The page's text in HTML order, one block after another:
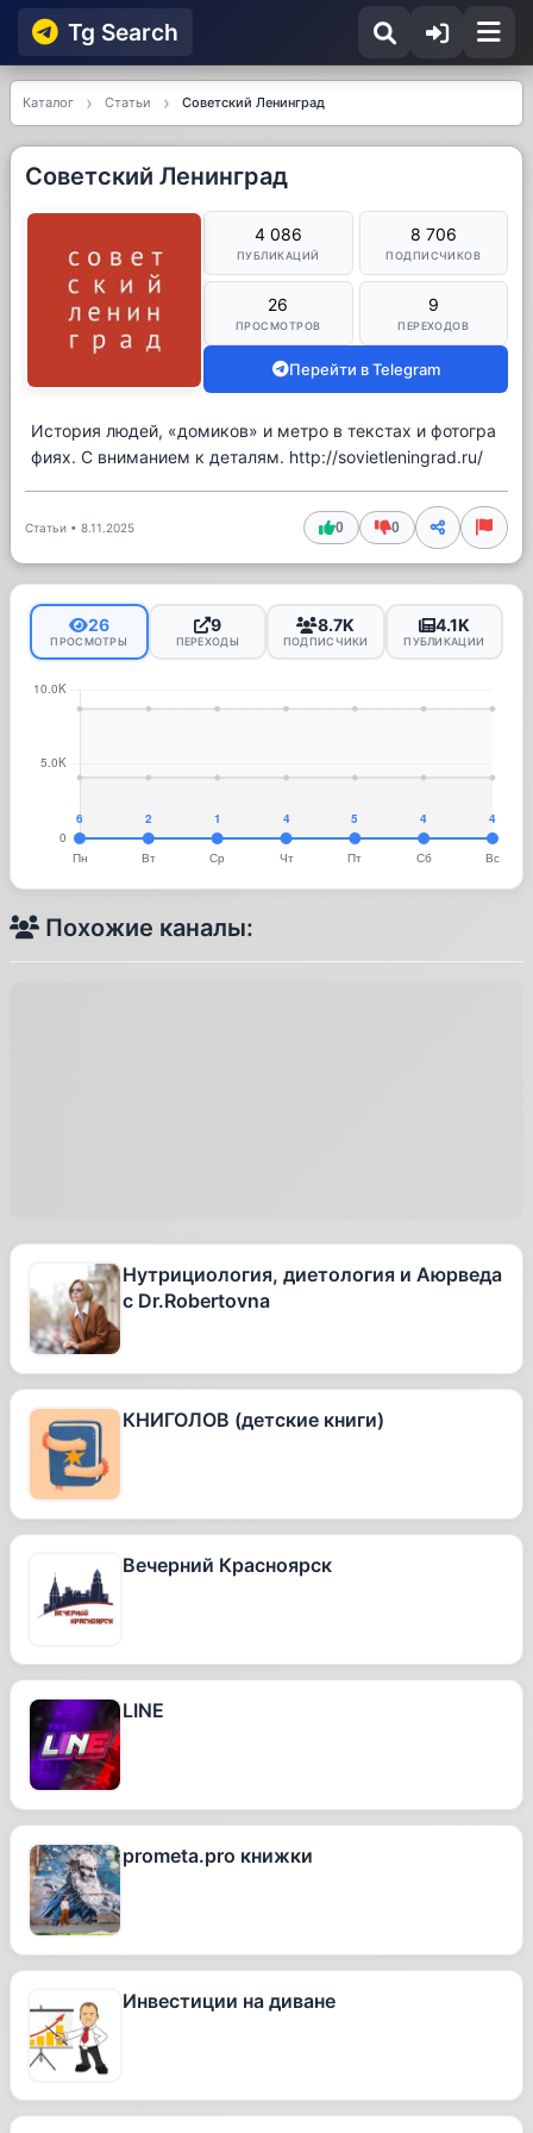
Tg Searсh
Каталог Статьи Советский Ленинград
Советский Ленинград
4 086
ПУБЛИКАЦИЙ
8 706
ПОДПИСЧИКОВ
26
ПРОСМОТРОВ
9
ПЕРЕХОДОВ
Перейти в Telegram
История людей, «домиков» и метро в текстах и фотогра
фиях. С вниманием к деталям. http://sovietleningrad.ru/
Статьи • 8.11.2025 0 0
26
ПРОСМОТРЫ
9
ПЕРЕХОДЫ
8.7K
ПОДПИСЧИКИ
4.1K
ПУБЛИКАЦИИ
Похожие каналы:
Нутрициология, диетология и Аюрведа
с Dr.Robertovna
КНИГОЛОВ (детские книги)
Вечерний Красноярск
LINE
prometa.pro книжки
Инвестиции на диване